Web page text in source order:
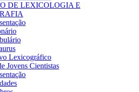
DE LEXICOLOGIA E
Lexicográfico
Jovens Cientistas